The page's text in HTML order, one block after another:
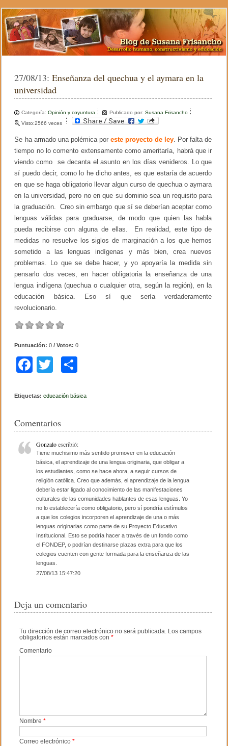
27/08/13:Enseñanza del quechua y el aymara en la
universidad
Categoría:Opinión y coyuntura Publicado por:Susana Frisancho
Visto:2566 veces
Se ha armado una polémica por este proyecto de ley . Por falta de
tiempo no lo comento extensamente como ameritaría, habrá que ir
viendo como se decanta el asunto en los días venideros. Lo que
sí puedo decir, como lo he dicho antes, es que estaría de acuerdo
en que se haga obligatorio llevar algun curso de quechua o aymara
en la universidad, pero no en que su dominio sea un requisito para
la graduación. Creo sin embargo que sí se deberían aceptar como
lenguas válidas para graduarse, de modo que quien las habla
pueda recibirse con alguna de ellas. En realidad, este tipo de
medidas no resuelve los siglos de marginación a los que hemos
sometido a las lenguas indígenas y más bien, crea nuevos
problemas. Lo que se debe hacer, y yo apoyaría la medida sin
pensarlo dos veces, en hacer obligatoria la enseñanza de una
lengua indígena (quechua o cualquier otra, según la región), en la
educación básica. Eso sí que sería verdaderamente
revolucionario.
Puntuación:0 / Votos:0
F
c
b
o
o
k
tt
m
ar
tir
Etiquetas:educación básica
Comentarios
Gonzaloescribió:
Tiene muchisimo más sentido promover en la educación
básica, el aprendizaje de una lengua originaria, que obligar a
los estudiantes, como se hace ahora, a seguir cursos de
religión católica. Creo que además, el aprendizaje de la lengua
debería estar ligado al conocimiento de las manifestaciones
culturales de las comunidades hablantes de esas lenguas. Yo
no lo establecería como obligatorio, pero sí pondría estímulos
a que los colegios incorporen el aprendizaje de una o más
lenguas originarias como parte de su Proyecto Educativo
Institucional. Esto se podría hacer a través de un fondo como
el FONDEP, o podrían destinarse plazas extra para que los
colegios cuenten con gente formada para la enseñanza de las
lenguas.
27/08/13 15:47:20
Deja un comentario
Tu dirección de correo electrónico no será publicada. Los campos
obligatorios están marcados con*
Comentario
Nombre*
Correo electrónico*